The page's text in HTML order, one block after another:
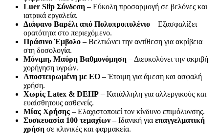
Luer Slip Σύνδεση – Εύκολη προσαρμογή σε βελόνες και
ιατρικά εργαλεία.
Διάφανο Βαρέλι από Πολυπροπυλένιο – Εξασφαλίζει
ορατότητα στο περιεχόμενο.
Πράσινο Έμβολο – Βελτιώνει την αντίθεση για ακρίβεια
στη δοσολογία.
Μόνιμη, Μαύρη Βαθμονόμηση – Διευκολύνει την ακριβή
χορήγηση υγρών.
Αποστειρωμένη με ΕΟ – Έτοιμη για άμεση και ασφαλή
χρήση.
Χωρίς Latex & DEHP – Κατάλληλη για αλλεργικούς και
ευαίσθητους ασθενείς.
Μίας Χρήσης – Ελαχιστοποιεί τον κίνδυνο επιμόλυνσης.
Συσκευασία 100 τεμαχίων – Ιδανική για επαγγελματική
χρήση σε κλινικές και φαρμακεία.